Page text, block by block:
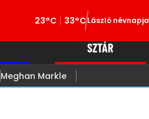
23°C 33°CLászló névnapja
SZTÁR
Meghan Markle